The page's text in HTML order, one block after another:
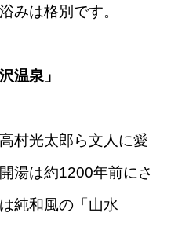
みは格別です。
温泉」
村光太郎ら文人に愛
湯は約1200年前にさ
純和風の「山水